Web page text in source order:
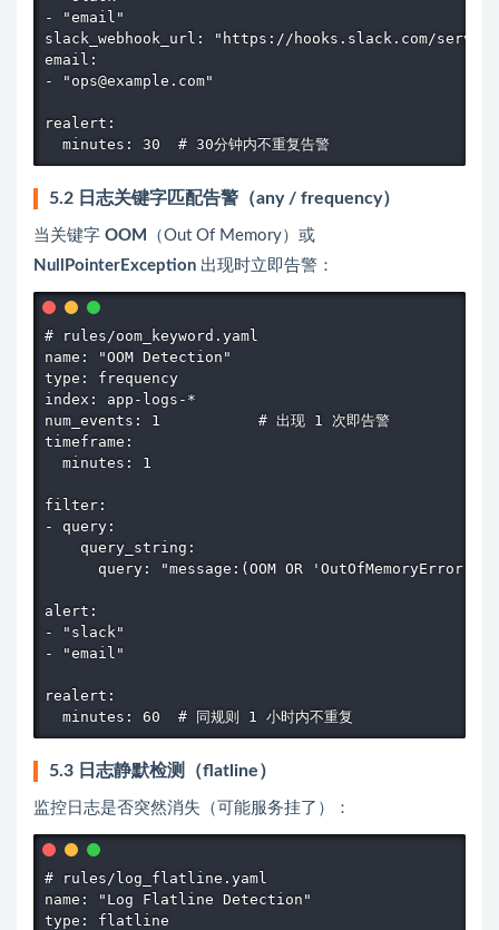
- "email"
slack_webhook_url: "https://hooks.slack.com/
email:
- "ops@example.com"
realert:
  minutes: 30  # 30分钟内不重复告警
5.2 日志关键字匹配告警（any / frequency）
当关键字 OOM
（Out Of Memory）或
NullPointerException 出现时立即告警：
# rules/oom_keyword.yaml
name: "OOM Detection"
type: frequency
index: app-logs-*
num_events: 1           # 出现 1 次即告警
timeframe:
  minutes: 1
filter:
- query:
    query_string:
query: "message:(OOM OR 'OutOfMemoryError'
alert:
- "slack"
- "email"
realert:
  minutes: 60  # 同规则 1 小时内不重复
5.3 日志静默检测（flatline）
监控日志是否突然消失（可能服务挂了）：
# rules/log_flatline.yaml
name: "Log Flatline Detection"
type: flatline